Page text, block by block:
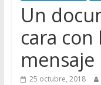
Un
cara con
mensaje
25 octubre, 2018